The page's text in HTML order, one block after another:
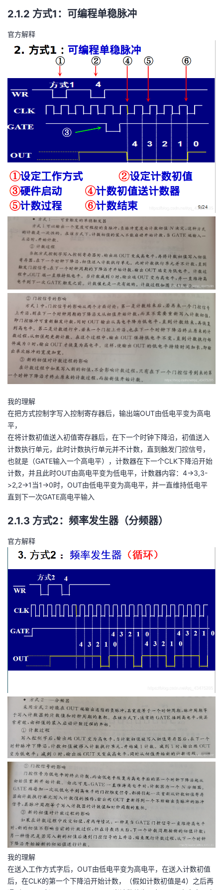
2.1.2 方式1：可编程单稳脉冲
官方解释
我的理解
在把方式控制字写入控制寄存器后，输出端OUT由低电平变为高电
平，
在将计数初值送入初值寄存器后，在下一个时钟下降沿，初值送入
计数执行单元，此时计数执行单元并不计数，直到触发门控信号，
也就是（GATE输入一个高电平），计数器在下一个CLK下降沿开始
计数，并且此时OUT由高电平变为低电平，计数器内容：4->3,3-
>2,2->1当1->0时，OUT由低电平变为高电平，并一直维持低电平
直到下一次GATE高电平输入
2.1.3 方式2：频率发生器（分频器）
官方解释
我的理解
在送入工作方式字后，OUT由低电平变为高电平，在送入计数初值
后，在CLK的第一个下降沿开始计数，（假如计数初值是4）之后再